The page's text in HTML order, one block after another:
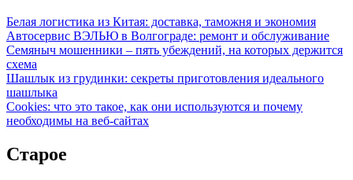
Белая логистика из Китая: доставка, таможня и экономия
Автосервис ВЭЛЬЮ в Волгограде: ремонт и обслуживание
Семяныч мошенники – пять убеждений, на которых держится
схема
Шашлык из грудинки: секреты приготовления идеального
шашлыка
Cookies: что это такое, как они используются и почему
необходимы на веб-сайтах
Старое